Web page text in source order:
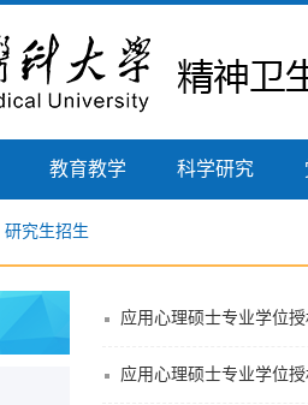
教育教学 科学研究
研究生招生
应用心理硕士专业学位
应用心理硕士专业学位